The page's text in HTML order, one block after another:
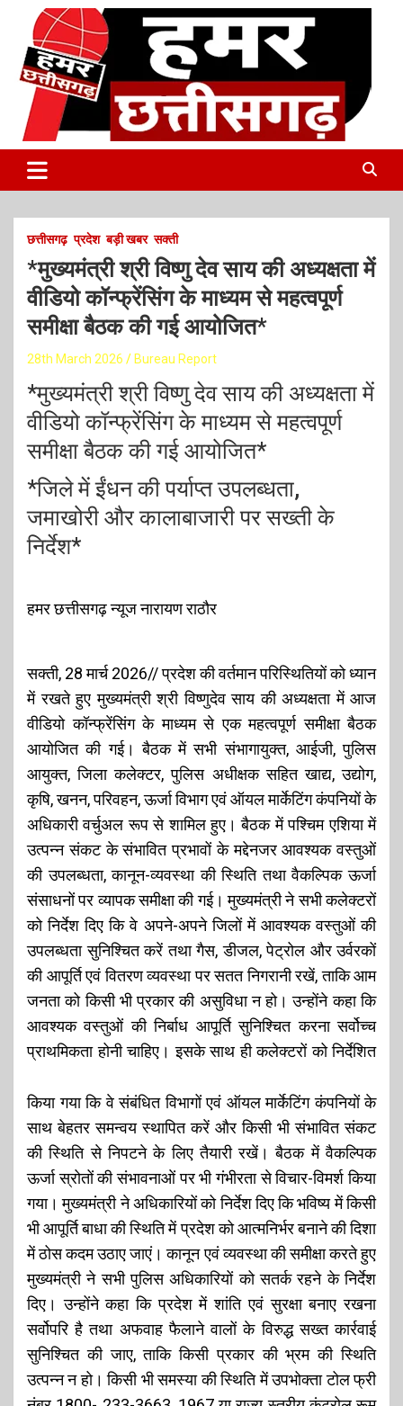
हमर छत्तीसगढ़
Latest Online Breaking News
छत्तीसगढ़ प्रदेश बड़ी खबर सक्ती
*मुख्यमंत्री श्री विष्णु देव साय की अध्यक्षता में
वीडियो कॉन्फ्रेंसिंग के माध्यम से महत्वपूर्ण
समीक्षा बैठक की गई आयोजित*
28th March 2026 Bureau Report
*मुख्यमंत्री श्री विष्णु देव साय की अध्यक्षता में
वीडियो कॉन्फ्रेंसिंग के माध्यम से महत्वपूर्ण
समीक्षा बैठक की गई आयोजित*
*जिले में ईंधन की पर्याप्त उपलब्धता,
जमाखोरी और कालाबाजारी पर सख्ती के
निर्देश*
हमर छत्तीसगढ़ न्यूज नारायण राठौर
सक्ती, 28 मार्च 2026// प्रदेश की वर्तमान परिस्थितियों को ध्यान
में रखते हुए मुख्यमंत्री श्री विष्णुदेव साय की अध्यक्षता में आज
वीडियो कॉन्फ्रेंसिंग के माध्यम से एक महत्वपूर्ण समीक्षा बैठक
आयोजित की गई। बैठक में सभी संभागायुक्त, आईजी, पुलिस
आयुक्त, जिला कलेक्टर, पुलिस अधीक्षक सहित खाद्य, उद्योग,
कृषि, खनन, परिवहन, ऊर्जा विभाग एवं ऑयल मार्केटिंग कंपनियों के
अधिकारी वर्चुअल रूप से शामिल हुए। बैठक में पश्चिम एशिया में
उत्पन्न संकट के संभावित प्रभावों के मद्देनजर आवश्यक वस्तुओं
की उपलब्धता, कानून-व्यवस्था की स्थिति तथा वैकल्पिक ऊर्जा
संसाधनों पर व्यापक समीक्षा की गई। मुख्यमंत्री ने सभी कलेक्टरों
को निर्देश दिए कि वे अपने-अपने जिलों में आवश्यक वस्तुओं की
उपलब्धता सुनिश्चित करें तथा गैस, डीजल, पेट्रोल और उर्वरकों
की आपूर्ति एवं वितरण व्यवस्था पर सतत निगरानी रखें, ताकि आम
जनता को किसी भी प्रकार की असुविधा न हो। उन्होंने कहा कि
आवश्यक वस्तुओं की निर्बाध आपूर्ति सुनिश्चित करना सर्वोच्च
प्राथमिकता होनी चाहिए।इसके साथ ही कलेक्टरों को निर्देशित
किया गया कि वे संबंधित विभागों एवं ऑयल मार्केटिंग कंपनियों के
साथ बेहतर समन्वय स्थापित करें और किसी भी संभावित संकट
की स्थिति से निपटने के लिए तैयारी रखें। बैठक में वैकल्पिक
ऊर्जा स्रोतों की संभावनाओं पर भी गंभीरता से विचार-विमर्श किया
गया। मुख्यमंत्री ने अधिकारियों को निर्देश दिए कि भविष्य में किसी
भी आपूर्ति बाधा की स्थिति में प्रदेश को आत्मनिर्भर बनाने की दिशा
में ठोस कदम उठाए जाएं। कानून एवं व्यवस्था की समीक्षा करते हुए
मुख्यमंत्री ने सभी पुलिस अधिकारियों को सतर्क रहने के निर्देश
दिए। उन्होंने कहा कि प्रदेश में शांति एवं सुरक्षा बनाए रखना
सर्वोपरि है तथा अफवाह फैलाने वालों के विरुद्ध सख्त कार्रवाई
सुनिश्चित की जाए, ताकि किसी प्रकार की भ्रम की स्थिति
उत्पन्न न हो। किसी भी समस्या की स्थिति में उपभोक्ता टोल फ्री